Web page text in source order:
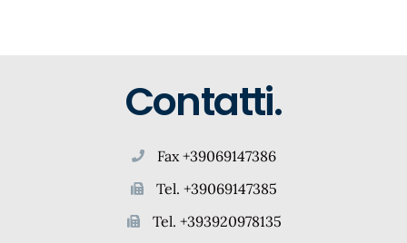
Contatti.
Fax +39069147386
Tel. +39069147385
Tel. +393920978135